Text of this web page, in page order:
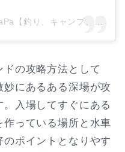
の攻略方法として
にあるある深場が攻
入場してすぐにある
っている場所と水車
ポイントとなりやす